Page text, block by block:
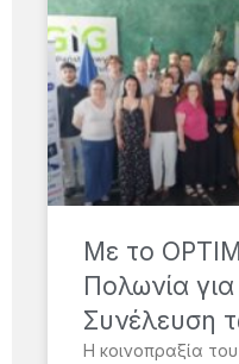
Με το
Πολωνία για
Συνέλευση
Η κοινοπραξία